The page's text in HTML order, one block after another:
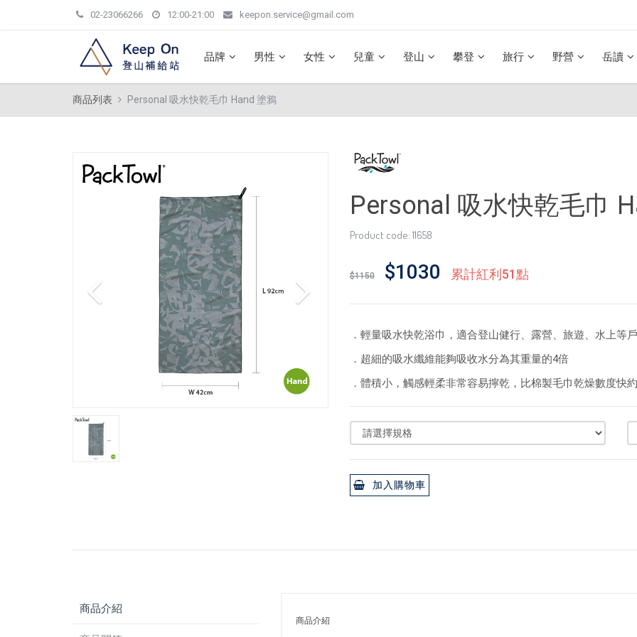
02-23066266 12:00-21:00 keepon.service@gmail.com
品牌 男性 女性 兒童 登山 攀登 旅行 野營 岳讀
商品列表 Personal 吸水快乾毛巾 Hand 塗鴉
Personal 吸水快乾毛巾
Product code: 11658
$1150 $1030 累計紅利51點
．輕量吸水快乾浴巾，適合登山健行、露營、旅遊、水上等
．超細的吸水纖維能夠吸收水分為其重量的4倍
．體積小，觸感輕柔非常容易擰乾，比棉製毛巾乾燥數度快
加入購物車
商品介紹
商品介紹